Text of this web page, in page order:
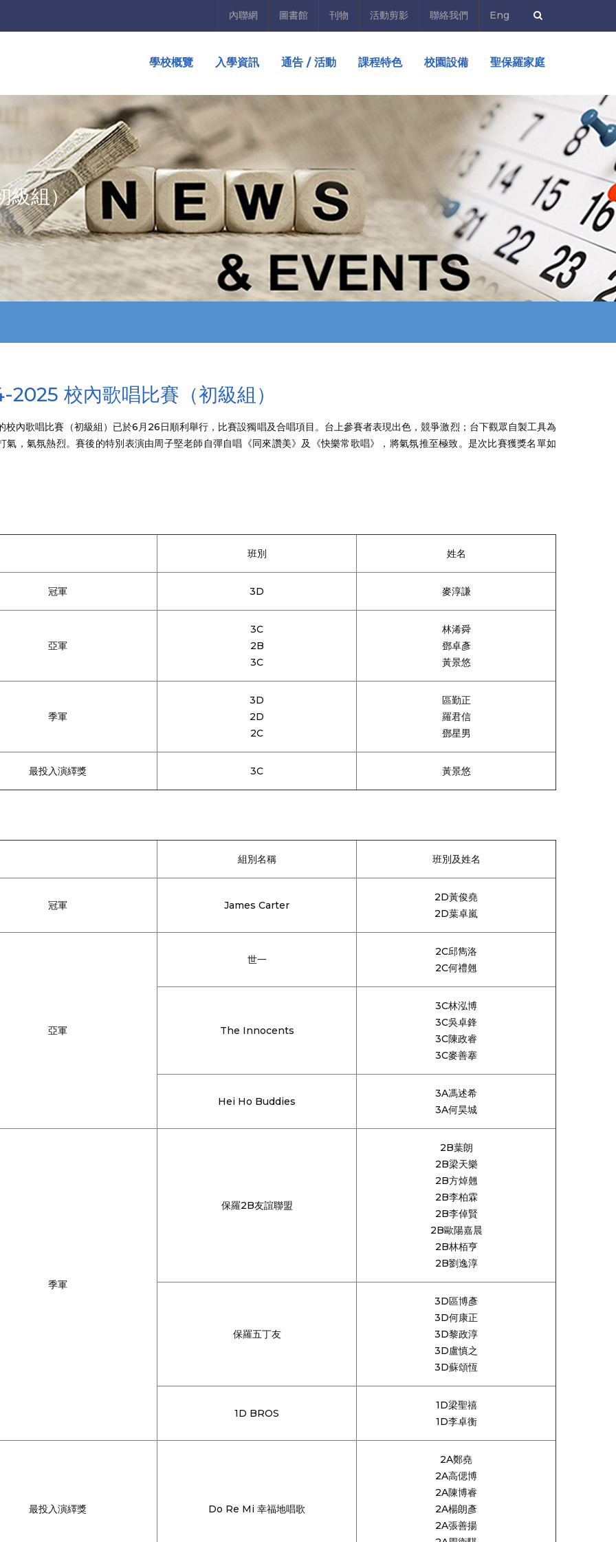
內聯網 圖書館 刊物 活動剪影 聯絡我們 Eng
學校概覽 入學資訊 通告 / 活動 課程特色 校園設備 聖保羅家庭
級組）
2025 校內歌唱比賽（初級組）
校內歌唱比賽（初級組）已於6月26日順利舉行，比賽設獨唱及合唱項目。台上參賽者表現出色，競爭激烈；台下觀眾自製工具為
氣，氣氛熱烈。賽後的特別表演由周子堅老師自彈自唱《同來讚美》及《快樂常歌唱》，將氣氛推至極致。是次比賽獲獎名單如
班別 姓名
冠軍 3D 麥淳謙
亞軍
3C
2B
3C
林浠舜
鄧卓彥
黃景悠
季軍
3D
2D
2C
區勤正
羅君信
鄧星男
最投入演繹獎 3C 黃景悠
組別名稱 班別及姓名
冠軍 James Carter
2D黃俊堯
2D葉卓嵐
亞軍
世一
2C邱雋洛
2C何禮翹
The Innocents
3C林泓博
3C吳卓鋒
3C陳政睿
3C麥善搴
Hei Ho Buddies
3A馮述希
3A何昊城
季軍
保羅2B友誼聯盟
2B葉朗
2B梁天樂
2B方焯翹
2B李柏霖
2B李倬賢
2B歐陽嘉晨
2B林栢亨
2B劉逸淳
保羅五丁友
3D區博彥
3D何康正
3D黎政淳
3D盧慎之
3D蘇頌恆
1D BROS
1D梁聖禧
1D李卓衡
最投入演繹獎 Do Re Mi 幸福地唱歌
2A鄭堯
2A高偲博
2A陳博睿
2A楊朗彥
2A張善揚